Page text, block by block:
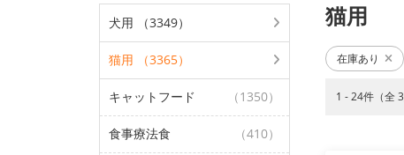
犬用 （3349）
猫用 （3365）
キャットフード （1350）
食事療法食 （410）
猫用
在庫あり
1 - 24件（全